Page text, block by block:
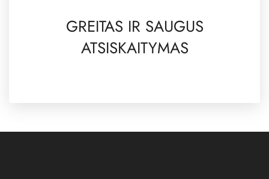
GREITAS IR SAUGUS
ATSISKAITYMAS